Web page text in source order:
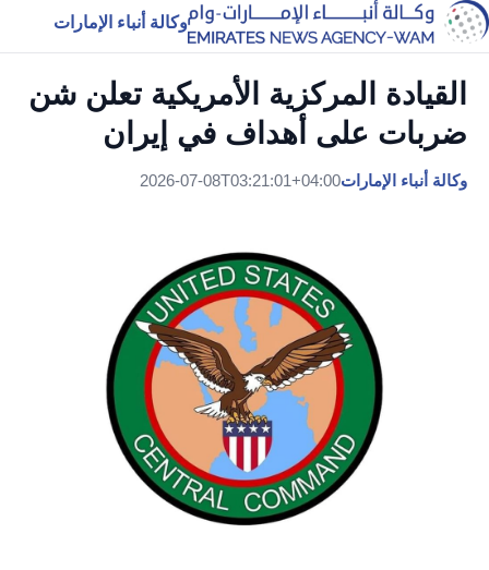
وكالة أنباء الإمارات
القيادة المركزية الأمريكية تعلن شن
ضربات على أهداف في إيران
وكالة أنباء الإمارات2026-07-08T03:21:01+04:00